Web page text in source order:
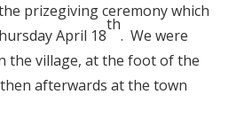
prizegiving ceremony which
April 18
th
. We were
the village, at the foot of the
afterwards at the town